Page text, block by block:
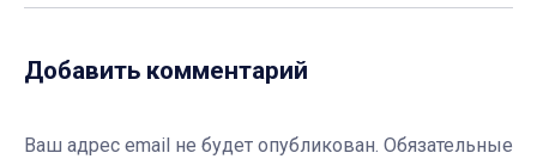
Добавить комментарий
Ваш адрес email не будет опубликован. Обязательные